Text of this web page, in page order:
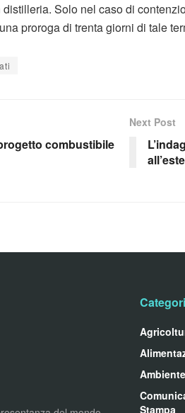
Solo nel caso di
proroga di trenta giorni di tale
combustibile
Next Post
Ambiente
Stampa